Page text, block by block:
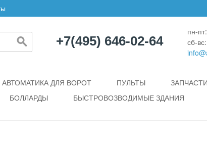
+7(495) 646-02-64
пн-
сб-
АВТОМАТИКА ДЛЯ ВОРОТ ПУЛЬТЫ ЗАПЧАСТИ
БОЛЛАРДЫ
БЫСТРОВОЗВОДИМЫЕ ЗДАНИЯ